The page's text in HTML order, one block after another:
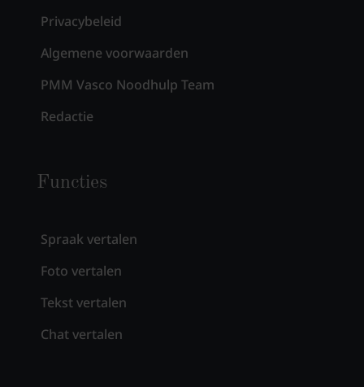
Privacybeleid
Algemene voorwaarden
PMM Vasco Noodhulp Team
Redactie
Functies
Spraak vertalen
Foto vertalen
Tekst vertalen
Chat vertalen